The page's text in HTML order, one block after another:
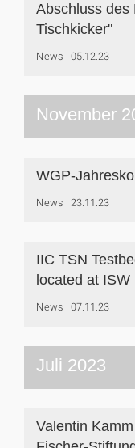
Abschluss des
Tischkicker"
News 05.12.23
November
WGP-
News 23.11.23
IIC TSN
located at ISW
News 07.11.23
Juli 2023
Valentin